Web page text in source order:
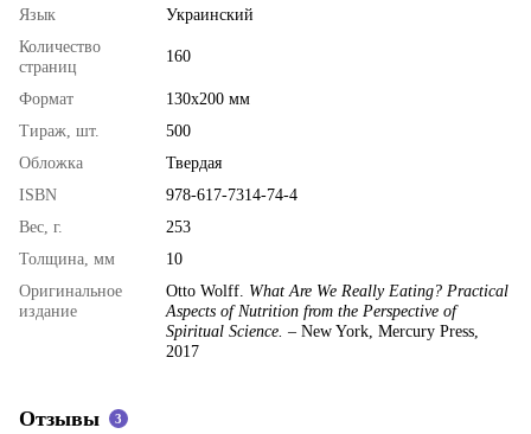
Язык
Украинский
Количество
страниц
160
Формат
130x200 мм
Тираж, шт.
500
Обложка
Твердая
ISBN
978-617-7314-74-4
Вес, г.
253
Толщина, мм
10
Оригинальное
издание
Otto Wolff. What Are We Really Eating? Practical
Aspects of Nutrition from the Perspective of
Spiritual Science. – New York, Mercury Press,
2017
Отзывы 3